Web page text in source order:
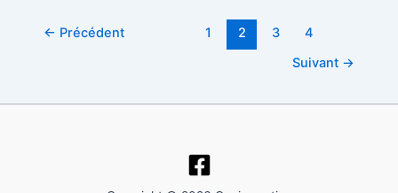
← Précédent 1 2 3
4
Suivant →